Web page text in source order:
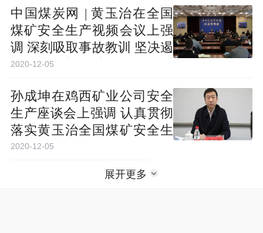
中国煤炭网 | 黄玉治在全国
煤矿安全生产视频会议上强
调 深刻吸取事故教训 坚决遏
制岁末年初煤矿事故多发重
2020-12-05
孙成坤在鸡西矿业公司安全
生产座谈会上强调 认真贯彻
落实黄玉治全国煤矿安全生
产视频会上的重要指示精神
2020-12-05
展开更多